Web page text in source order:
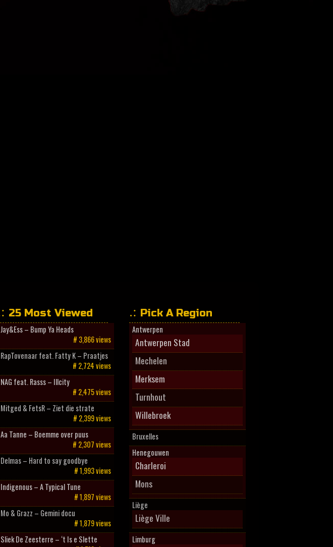
25 Most Viewed
Jay&Ess – Bump Ya Heads
# 3,866 views
RapTovenaar feat. Fatty K – Praatjes
# 2,724 views
NAG feat. Rasss – Illcity
# 2,475 views
Mitged & FetsR – Ziet die strate
# 2,399 views
Aa Tanne – Boemme over puus
# 2,307 views
Delmas – Hard to say goodbye
# 1,993 views
Indigenous – A Typical Tune
# 1,897 views
Mo & Grazz – Gemini docu
# 1,879 views
Sliek De Zeesterre – ‘t Is e Slette
Pick A Region
Antwerpen
Antwerpen Stad
Mechelen
Merksem
Turnhout
Willebroek
Bruxelles
Henegouwen
Charleroi
Mons
Liège
Liège Ville
Limburg